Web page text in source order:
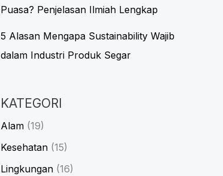
Puasa? Penjelasan Ilmiah Lengkap
5 Alasan Mengapa Sustainability Wajib
dalam Industri Produk Segar
KATEGORI
Alam (19)
Kesehatan (15)
Lingkungan (16)